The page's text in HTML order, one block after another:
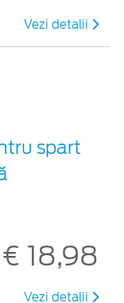
Vezi detalii
spart
€ 18,98
Vezi detalii